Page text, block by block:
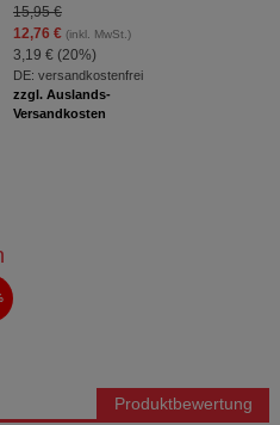
15,95 €
12,76 €(inkl. MwSt.)
3,19 € (20%)
DE: versandkostenfrei
zzgl. Auslands-
Versandkosten
Produktbewertung